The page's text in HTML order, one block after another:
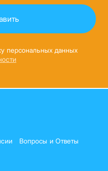
персональных данных
Вопросы и Ответы